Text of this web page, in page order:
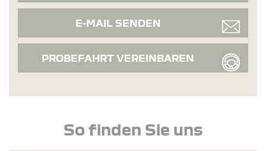
E-MAIL SENDEN
PROBEFAHRT VEREINBAREN
So finden Sie uns